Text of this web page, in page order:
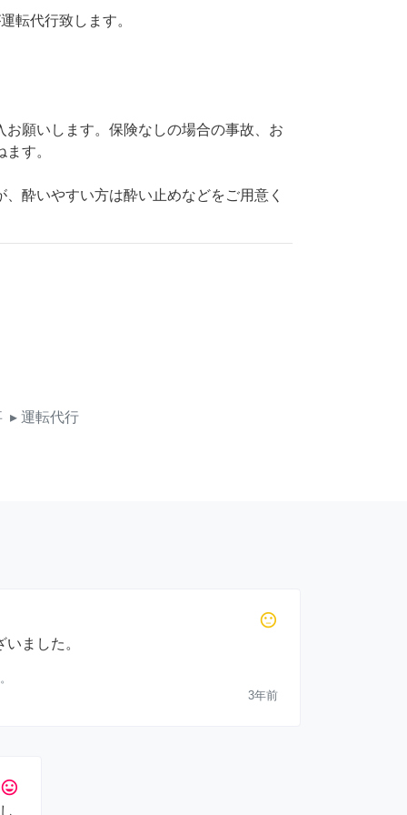
転代行致します。
願いします。保険なしの場合の事故、お
す。
酔いやすい方は酔い止めなどをご用意く
▸ 運転代行
sentiment_neutral
ました。
3年前
tag_faces